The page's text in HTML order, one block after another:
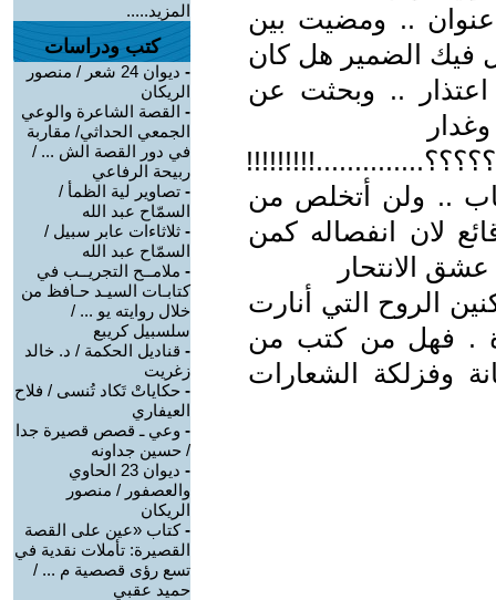
عنوان .. ومضيت بين
فيك الضمير هل كان
اعتذار .. وبحثت عن
.. ولن أتخلص من
لان انفصاله كمن
الانتحار
الروح التي أنارت
. فهل من كتب من
وفزلكة الشعارات
المزيد.....
كتب ودراسات
-
ديوان 24 شعر / منصور
الريكان
- القصة الشاعرة والوعي
الجمعي الحداثي/ مقاربة
في دور القصة الش ... /
ربيحة الرفاعي
- تصاوير لية الظمأ /
السمّاح عبد الله
- ثلاثاءات عابر سبيل /
السمّاح عبد الله
- ملامــح التجريــب في
كتابـات السيـد حـافظ من
خلال روايته يو ... /
سلسبيل كريبع
- قناديل الحكمة / د. خالد
زغريت
- حكاياتْ تَكاد تُنسى / فلاح
العيفاري
- وعي ـ قصص قصيرة جدا
/ حسين جداونه
-
ديوان 23 الحاوي
والعصفور / منصور
الريكان
-كتاب «عين على القصة
القصيرة: تأملات نقدية في
تسع رؤى قصصية م ... /
حميد عقبي